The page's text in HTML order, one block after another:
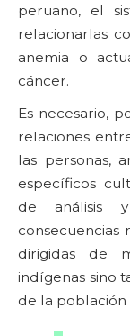
peruano, el
relacionarlas
anemia o
cáncer.
Es necesario,
relaciones
las personas,
específicos
de análisis
consecuencias
dirigidas de
indígenas sino
de la población